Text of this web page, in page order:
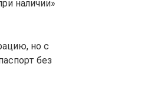
наличии»
но с
без